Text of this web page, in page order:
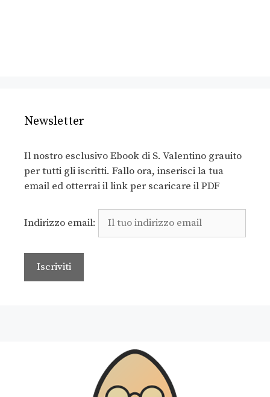
Newsletter
Il nostro esclusivo Ebook di S. Valentino grauito
per tutti gli iscritti. Fallo ora, inserisci la tua
email ed otterrai il link per scaricare il PDF
Indirizzo email: